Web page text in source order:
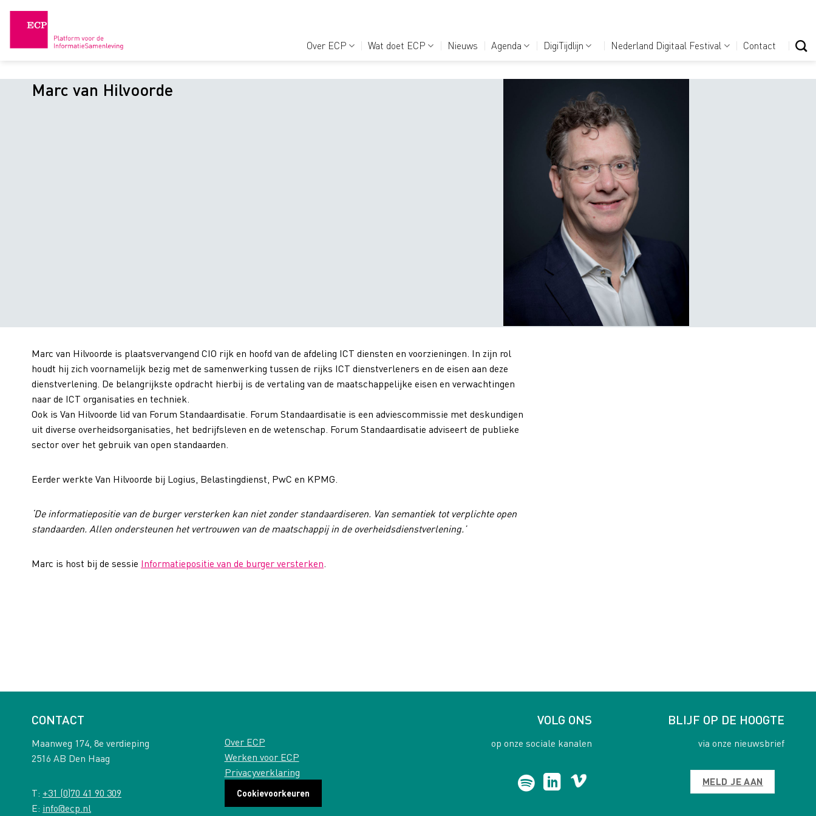
Over ECP Wat doet ECP Nieuws Agenda DigiTijdlijn Nederland Digitaal Festival Contact
Marc van Hilvoorde
Marc van Hilvoorde is plaatsvervangend CIO rijk en hoofd van de afdeling ICT diensten en voorzieningen. In zijn rol
houdt hij zich voornamelijk bezig met de samenwerking tussen de rijks ICT dienstverleners en de eisen aan deze
dienstverlening. De belangrijkste opdracht hierbij is de vertaling van de maatschappelijke eisen en verwachtingen
naar de ICT organisaties en techniek.
Ook is Van Hilvoorde lid van Forum Standaardisatie. Forum Standaardisatie is een adviescommissie met deskundigen
uit diverse overheidsorganisaties, het bedrijfsleven en de wetenschap. Forum Standaardisatie adviseert de publieke
sector over het gebruik van open standaarden.
Eerder werkte Van Hilvoorde bij Logius, Belastingdienst, PwC en KPMG.
‘De informatiepositie van de burger versterken kan niet zonder standaardiseren. Van semantiek tot verplichte open
standaarden. Allen ondersteunen het vertrouwen van de maatschappij in de overheidsdienstverlening.’
Marc is host bij de sessie Informatiepositie van de burger versterken
CONTACT
Maanweg 174, 8e verdieping
2516 AB Den Haag
T: +31 (0)70 41 90 309
E: info@ecp.nl
Over ECP
Werken voor ECP
Privacyverklaring
Cookievoorkeuren
VOLG ONS
op onze sociale kanalen
BLIJF OP DE HOOGTE
via onze nieuwsbrief
MELD JE AAN